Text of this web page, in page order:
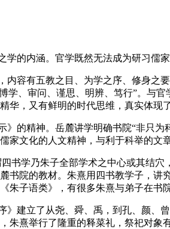
的内涵。官学既然无法成为研习儒
容有五教之目、为学之序、修身之
、审问、谨思、明辨、笃行”。与
，又有鲜明的时代思维，真实体现
的精神。岳麓讲学明确书院“非只
文化的人文精神，与利于科举的文
书学乃朱子全部学术之中心或其结
书院的教材。朱熹用四书教学子，
子语类》，有很多朱熹与弟子在书
建立了从尧、舜、禹，到孔、颜、
朱熹举行了隆重的释菜礼，祭祀对